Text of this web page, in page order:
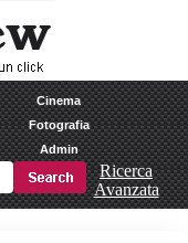
Cinema
Fotografia
Admin
Ricerca
Avanzata